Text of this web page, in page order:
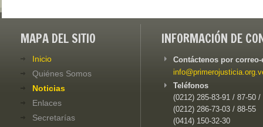
MAPA DEL SITIO
Inicio
Quiénes Somos
Noticias
Enlaces
Secretarías
INFORMACIÓN DE
Contáctenos por
Teléfonos
(0212) 285-83-91 / 87-50 /
(0212) 286-73-03 / 88-55
(0414) 150-32-30